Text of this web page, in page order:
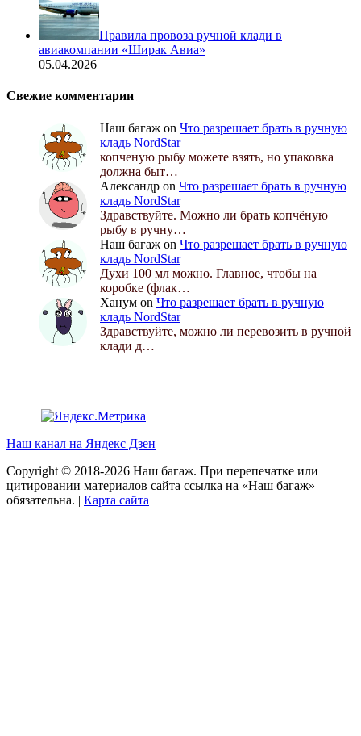
Правила провоза ручной клади в
авиакомпании «Ширак Авиа»
05.04.2026
Свежие комментарии
Наш багаж on Что разрешает брать в ручную
кладь NordStar
копченую рыбу можете взять, но упаковка
должна быт…
Александр on Что разрешает брать в ручную
кладь NordStar
Здравствуйте. Можно ли брать копчёную
рыбу в ручну…
Наш багаж on Что разрешает брать в ручную
кладь NordStar
Духи 100 мл можно. Главное, чтобы на
коробке (флак…
Ханум on Что разрешает брать в ручную
кладь NordStar
Здравствуйте, можно ли перевозить в ручной
клади д…
Наш канал на Яндекс Дзен
Copyright © 2018-2026 Наш багаж. При перепечатке или
цитировании материалов сайта ссылка на «Наш багаж»
обязательна. | Карта сайта